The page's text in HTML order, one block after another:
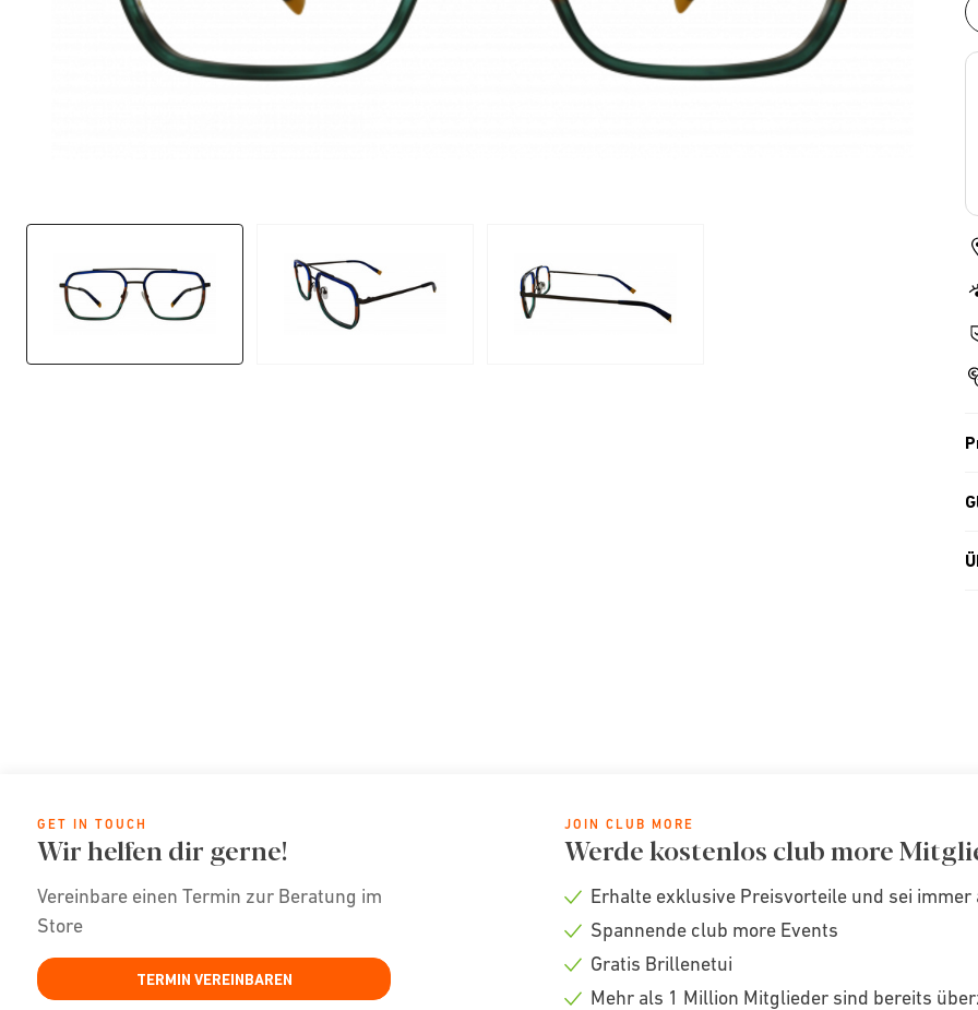
GET IN TOUCH
Wir helfen dir gerne!
Vereinbare einen Termin zur Beratung im
Store
TERMIN VEREINBAREN
JOIN CLUB MORE
Werde kostenlos club more
Check
Erhalte exklusive Preisvorteile und sei
Check
Spannende club more Events
Check
Gratis Brillenetui
Mehr als 1 Million Mitglieder sind bereits